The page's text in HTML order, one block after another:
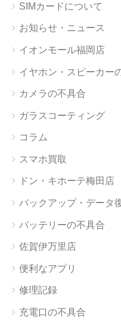
SIMカードについて
お知らせ・ニュース
イオンモール福岡店
イヤホン・スピーカー
カメラの不具合
ガラスコーティング
コラム
スマホ買取
ドン・キホーテ梅田店
バックアップ・データ
バッテリーの不具合
佐賀伊万里店
便利なアプリ
修理記録
充電口の不具合